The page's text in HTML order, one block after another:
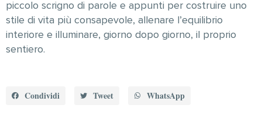
piccolo scrigno di parole e appunti per costruire uno
stile di vita più consapevole, allenare l’equilibrio
interiore e illuminare, giorno dopo giorno, il proprio
sentiero.
Condividi Tweet WhatsApp